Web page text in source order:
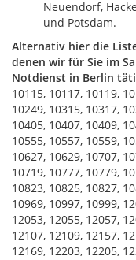
Neuendorf,
und Potsdam.
Alternativ hier die
denen wir für Sie im
Notdienst in Berlin
10115, 10117, 10119,
10249, 10315, 10317,
10405, 10407, 10409,
10555, 10557, 10559,
10627, 10629, 10707,
10719, 10777, 10779,
10823, 10825, 10827,
10969, 10997, 10999,
12053, 12055, 12057,
12107, 12109, 12157,
12169, 12203, 12205,